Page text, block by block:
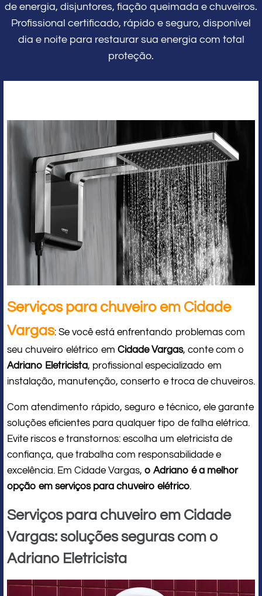
de energia, disjuntores, fiação queimada e chuveiros.
Profissional certificado, rápido e seguro, disponível
dia e noite para restaurar sua energia com total
proteção.
Serviços para chuveiro em Cidade
Vargas: Se você está enfrentando problemas com
seu chuveiro elétrico em Cidade Vargas, conte com o
Adriano Eletricista, profissional especializado em
instalação, manutenção, conserto e troca de chuveiros.
Com atendimento rápido, seguro e técnico, ele garante
soluções eficientes para qualquer tipo de falha elétrica.
Evite riscos e transtornos: escolha um eletricista de
confiança, que trabalha com responsabilidade e
excelência. Em Cidade Vargas, o Adriano é a melhor
opção em serviços para chuveiro elétrico.
Serviços para chuveiro em Cidade
Vargas: soluções seguras com o
Adriano Eletricista